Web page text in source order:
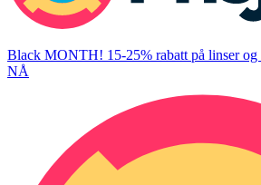
Black MONTH! 15-25% rabatt på linser
NÅ